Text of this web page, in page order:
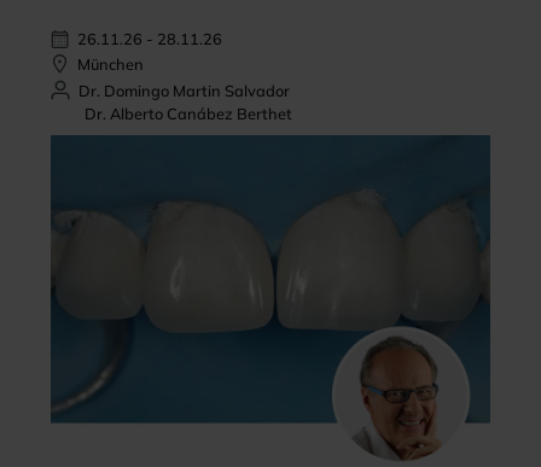
26.11.26 - 28.11.26
München
Dr. Domingo Martin Salvador
Dr. Alberto Canábez Berthet